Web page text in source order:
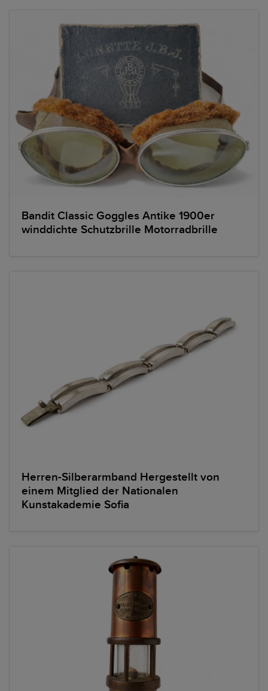
Bandit Classic Goggles Antike 1900er
winddichte Schutzbrille Motorradbrille
Herren-Silberarmband Hergestellt von
einem Mitglied der Nationalen
Kunstakademie Sofia